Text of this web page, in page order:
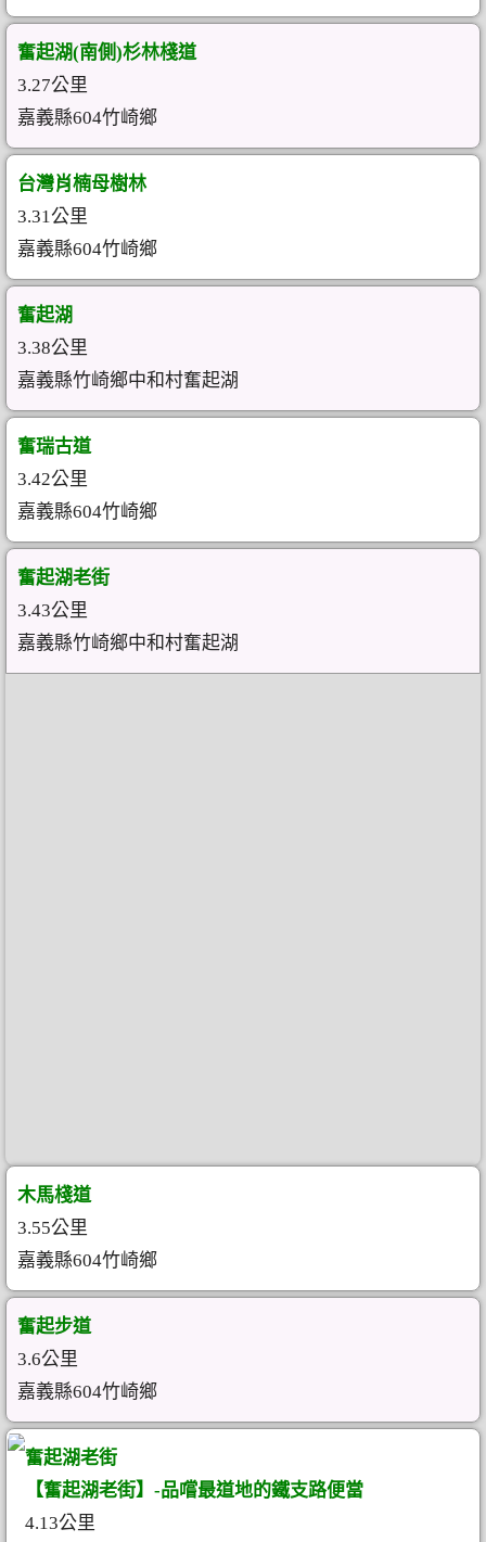
奮起湖(南側)杉林棧道
3.27公里
嘉義縣604竹崎鄉
台灣肖楠母樹林
3.31公里
嘉義縣604竹崎鄉
奮起湖
3.38公里
嘉義縣竹崎鄉中和村奮起湖
奮瑞古道
3.42公里
嘉義縣604竹崎鄉
奮起湖老街
3.43公里
嘉義縣竹崎鄉中和村奮起湖
木馬棧道
3.55公里
嘉義縣604竹崎鄉
奮起步道
3.6公里
嘉義縣604竹崎鄉
奮起湖老街
【奮起湖老街】-品嚐最道地的鐵支路便當
4.13公里